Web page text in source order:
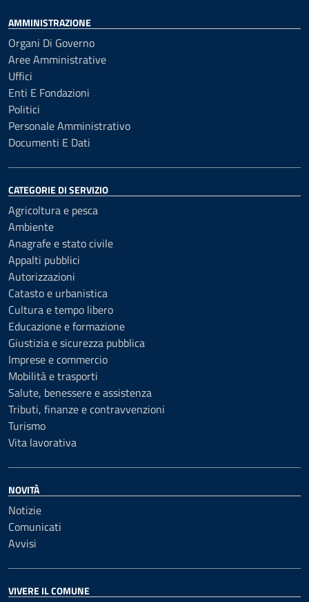
AMMINISTRAZIONE
Organi Di Governo
Aree Amministrative
Uffici
Enti E Fondazioni
Politici
Personale Amministrativo
Documenti E Dati
CATEGORIE DI SERVIZIO
Agricoltura e pesca
Ambiente
Anagrafe e stato civile
Appalti pubblici
Autorizzazioni
Catasto e urbanistica
Cultura e tempo libero
Educazione e formazione
Giustizia e sicurezza pubblica
Imprese e commercio
Mobilità e trasporti
Salute, benessere e assistenza
Tributi, finanze e contravvenzioni
Turismo
Vita lavorativa
NOVITÀ
Notizie
Comunicati
Avvisi
VIVERE IL COMUNE